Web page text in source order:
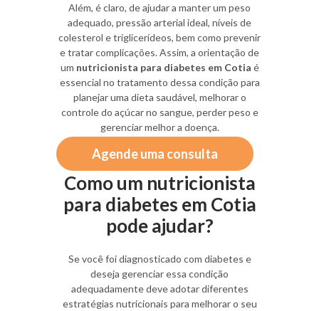
Além, é claro, de ajudar a manter um peso
adequado, pressão arterial ideal, níveis de
colesterol e triglicerídeos, bem como prevenir
e tratar complicações. Assim, a orientação de
um nutricionista para diabetes em Cotia é
essencial no tratamento dessa condição para
planejar uma dieta saudável, melhorar o
controle do açúcar no sangue, perder peso e
gerenciar melhor a doença.
Agende uma consulta
Como um nutricionista
para diabetes em Cotia
pode ajudar?
Se você foi diagnosticado com diabetes e
deseja gerenciar essa condição
adequadamente deve adotar diferentes
estratégias nutricionais para melhorar o seu